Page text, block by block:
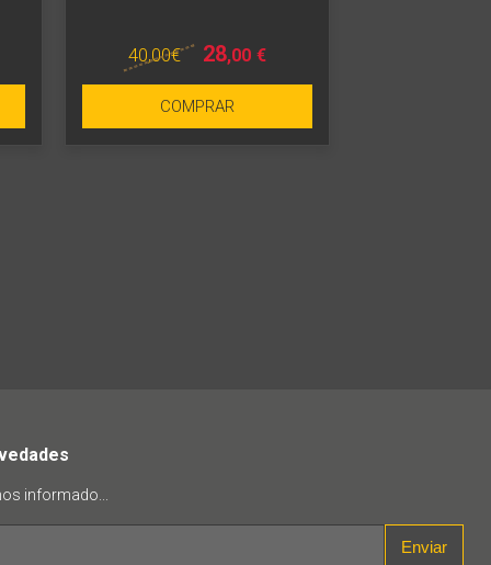
40,00€ 28,00 €
COMPRAR
informado...
Enviar